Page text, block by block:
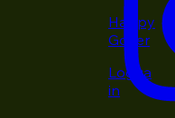
Happy
Golfer
Logga
in